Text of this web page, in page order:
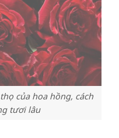
của hoa hồng, cách
tươi lâu